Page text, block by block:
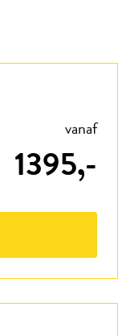
vanaf
1395,-